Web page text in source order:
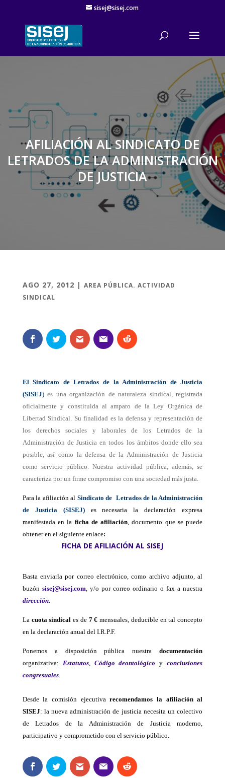
sisej@sisej.com
'
AFILIACIÓN AL SINDICATO DE
LETRADOS DE LA ADMINISTRACIÓN
DE JUSTICIA
AGO 27, 2012 | AREA PÚBLICA. ACTIVIDAD
SINDICAL
El Sindicato de Letrados de la Administración de Justicia
(SISEJ)es una organización de naturaleza sindical, registrada
oficialmente y constituida al amparo de la Ley Orgánica de
Libertad Sindical. Su finalidad es la defensa y representación de
los derechos sociales y laborales de los Letrados de la
Administración de Justicia en todos los ámbitos donde ello sea
posible, así como la defensa de la Administración de Justicia
como servicio público. Nuestra actividad pública, además, se
caracteriza por un firme compromiso con una sociedad más justa.
Para la afiliación al Sindicato de Letrados de la Administración
de Justicia (SISEJ)es necesaria la declaración expresa
manifestada en la ficha de afiliación, documento que se puede
obtener en el siguiente enlace:
FICHA DE AFILIACIÓN AL SISEJ
Basta enviarla por correo electrónico, como archivo adjunto, al
buzón sisej@sisej.com, y/o por correo ordinario o fax a nuestra
dirección.
La cuotasindicales de 7 € mensuales, deducible en tal concepto
en la declaración anual del I.R.P.F.
Ponemos a disposición pública nuestradocumentación
organizativa: Estatutos, Código deontológico yconclusiones
congresuales.
Desde la comisión ejecutivarecomendamos la afiliación al
SISEJ: la nueva administración de justicia necesita un colectivo
de Letrados de la Administración de Justicia moderno,
participativo y comprometido con el servicio público.